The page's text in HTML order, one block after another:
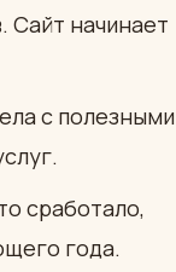
Сайт начинает
с полезными
сработало,
года.